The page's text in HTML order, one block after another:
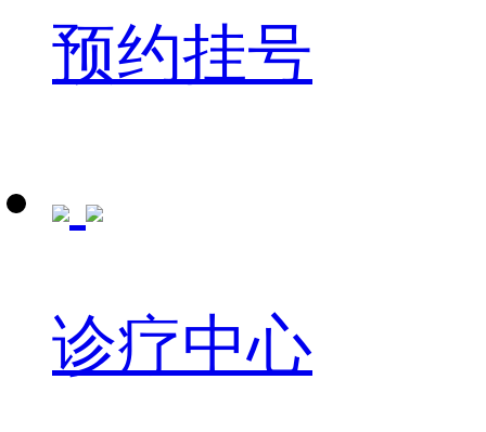
预约挂号
诊疗中心